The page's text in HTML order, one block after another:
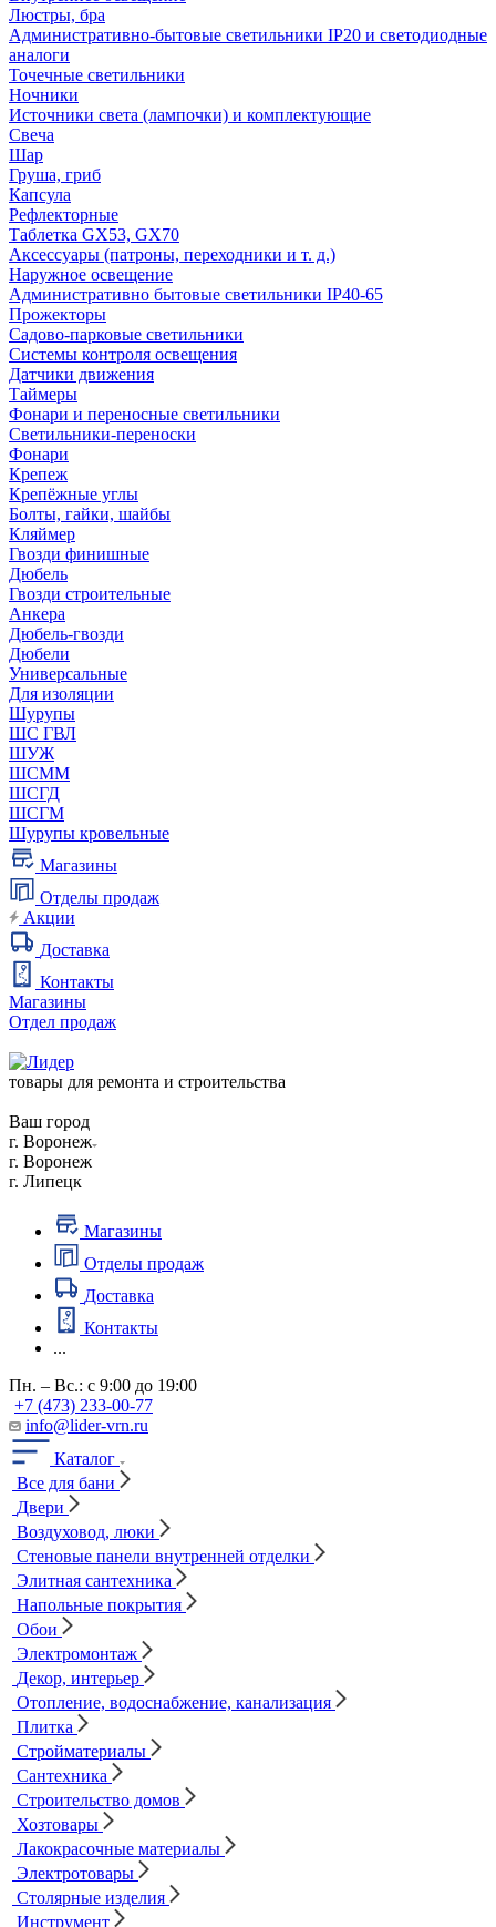
Люстры, бра
Административно-бытовые светильники IP20 и светодиодные
аналоги
Точечные светильники
Ночники
Источники света (лампочки) и комплектующие
Свеча
Шар
Груша, гриб
Капсула
Рефлекторные
Таблетка GX53, GX70
Аксессуары (патроны, переходники и т. д.)
Наружное освещение
Административно бытовые светильники IP40-65
Прожекторы
Садово-парковые светильники
Системы контроля освещения
Датчики движения
Таймеры
Фонари и переносные светильники
Светильники-переноски
Фонари
Крепеж
Крепёжные углы
Болты, гайки, шайбы
Кляймер
Гвозди финишные
Дюбель
Гвозди строительные
Анкера
Дюбель-гвозди
Дюбели
Универсальные
Для изоляции
Шурупы
ШС ГВЛ
ШУЖ
ШСММ
ШСГД
ШСГМ
Шурупы кровельные
Магазины
Отделы продаж
Акции
Доставка
Контакты
Магазины
Отдел продаж
товары для ремонта и строительства
Ваш город
г. Воронеж
г. Воронеж
г. Липецк
Магазины
Отделы продаж
Доставка
Контакты
...
Пн. – Вс.: с 9:00 до 19:00
+7 (473) 233-00-77
info@lider-vrn.ru
Каталог
Все для бани
Двери
Воздуховод, люки
Стеновые панели внутренней отделки
Элитная сантехника
Напольные покрытия
Обои
Электромонтаж
Декор, интерьер
Отопление, водоснабжение, канализация
Плитка
Стройматериалы
Сантехника
Строительство домов
Хозтовары
Лакокрасочные материалы
Электротовары
Столярные изделия
Инструмент